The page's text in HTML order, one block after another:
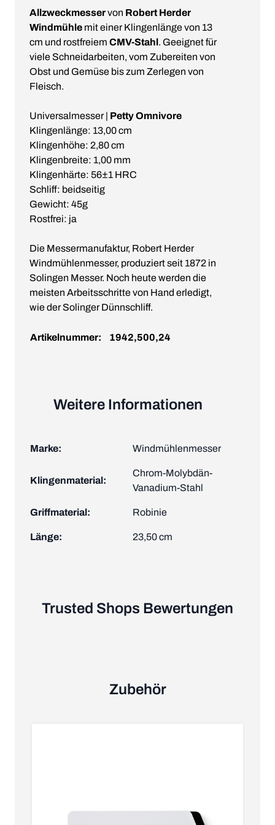
Allzweckmesservon Robert Herder
Windmühle mit einer Klingenlänge von 13
cm und rostfreiem CMV-Stahl. Geeignet für
viele Schneidarbeiten, vom Zubereiten von
Obst und Gemüse bis zum Zerlegen von
Fleisch.
Universalmesser | Petty Omnivore
Klingenlänge: 13,00 cm
Klingenhöhe: 2,80 cm
Klingenbreite: 1,00 mm
Klingenhärte: 56±1 HRC
Schliff: beidseitig
Gewicht: 45g
Rostfrei: ja
Die Messermanufaktur, Robert Herder
Windmühlenmesser, produziert seit 1872 in
Solingen Messer. Noch heute werden die
meisten Arbeitsschritte von Hand erledigt,
wie der Solinger Dünnschliff.
Artikelnummer: 1942,500,24
Weitere Informationen
Marke: Windmühlenmesser
Klingenmaterial:
Chrom-Molybdän-
Vanadium-Stahl
Griffmaterial: Robinie
Länge: 23,50 cm
Trusted Shops Bewertungen
Zubehör